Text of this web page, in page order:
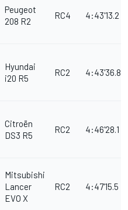
Peugeot
208 R2
RC4 4:43'13.2
Hyundai
i20 R5
RC2 4:43'36.8
Citroën
DS3 R5
RC2 4:46'28.1
Mitsubishi
Lancer
EVO X
RC2 4:47'15.5